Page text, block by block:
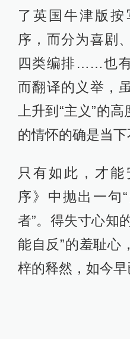
了英国牛津版
序，而分为喜剧
四类编排……也
而翻译的义举，
上升到“主义”的
的情怀的确是当下
只有如此，才
序》中抛出一句
者”。得失寸心知
能自反”的羞耻心
梓的释然，如今早